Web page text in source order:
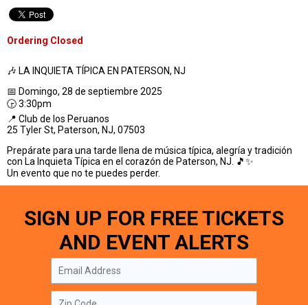
Ordering Closed
🎶 LA INQUIETA TÍPICA EN PATERSON, NJ
📅 Domingo, 28 de septiembre 2025
🕞 3:30pm
📍 Club de los Peruanos
25 Tyler St, Paterson, NJ, 07503
Prepárate para una tarde llena de música típica, alegría y tradición
con La Inquieta Típica en el corazón de Paterson, NJ. 🎵✨
Un evento que no te puedes perder.
SIGN UP FOR FREE TICKETS
AND EVENT ALERTS